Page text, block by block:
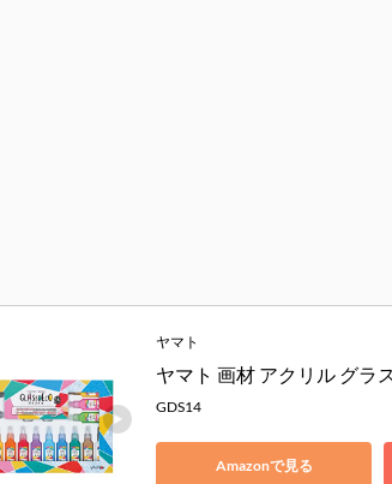
ヤマト
ヤマト 画材 アクリル グラ
GDS14
Amazonで見る